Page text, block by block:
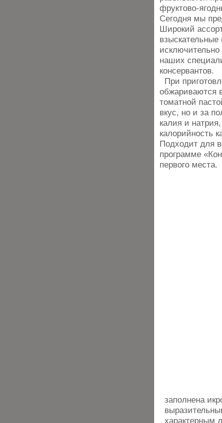
фруктово-
Сегодня мы
Широкий
наших
консервантов.
При
обжариваются
томатной
вкус, но и за
калия и
калорийность
Подходит для
программе
первого места.
заполнена
характерным